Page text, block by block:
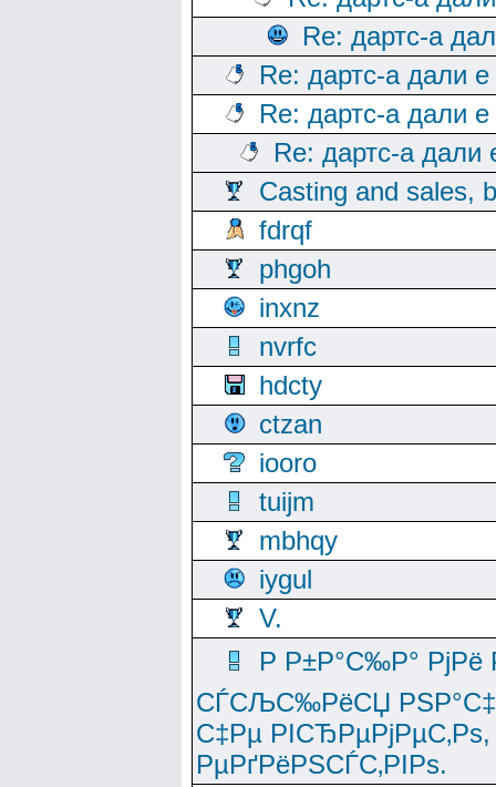
Re: дартс-а
Re: дартс-а дали
Re: дартс-а дали
Re: дартс-а дали
Casting and sales,
fdrqf
phgoh
inxnz
nvrfc
hdcty
ctzan
iooro
tuijm
mbhqy
iygul
V.
Р Р±Р°С‰Р°
СЃСЉС‰РёСЏ
С‡Рµ
РµРґРёРЅСЃС‚РІРѕ.